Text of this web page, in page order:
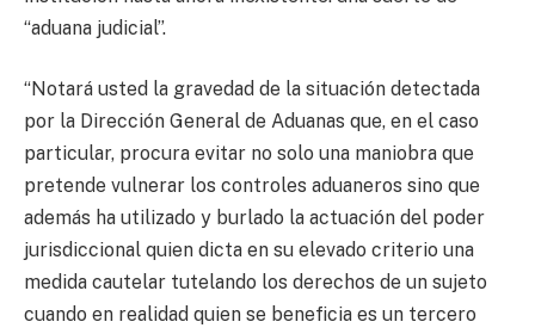
“aduana judicial”.
“Notará usted la gravedad de la situación detectada
por la Dirección General de Aduanas que, en el caso
particular, procura evitar no solo una maniobra que
pretende vulnerar los controles aduaneros sino que
además ha utilizado y burlado la actuación del poder
jurisdiccional quien dicta en su elevado criterio una
medida cautelar tutelando los derechos de un sujeto
cuando en realidad quien se beneficia es un tercero